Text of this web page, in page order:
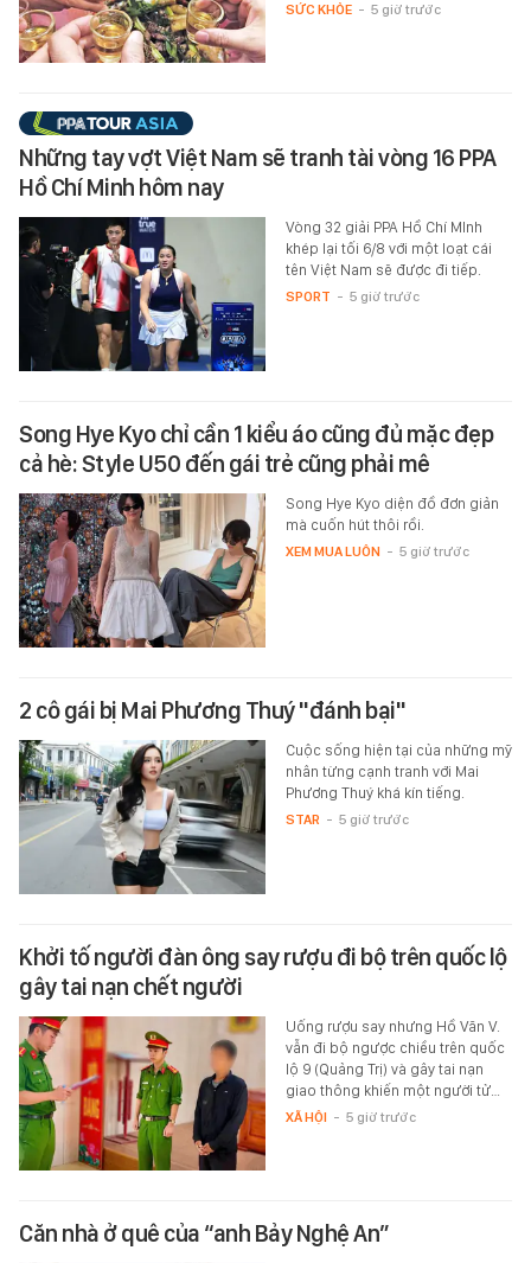
SỨC KHỎE - 5 giờ trước
Những tay vợt Việt Nam sẽ tranh tài vòng 16 PPA
Hồ Chí Minh hôm nay
Vòng 32 giải PPA Hồ Chí MInh
khép lại tối 6/8 với một loạt cái
tên Việt Nam sẽ được đi tiếp.
SPORT - 5 giờ trước
Song Hye Kyo chỉ cần 1 kiểu áo cũng đủ mặc đẹp
cả hè: Style U50 đến gái trẻ cũng phải mê
Song Hye Kyo diện đồ đơn giản
mà cuốn hút thôi rồi.
XEM MUA LUÔN - 5 giờ trước
2 cô gái bị Mai Phương Thuý "đánh bại"
Cuộc sống hiện tại của những mỹ
nhân từng cạnh tranh với Mai
Phương Thuý khá kín tiếng.
STAR - 5 giờ trước
Khởi tố người đàn ông say rượu đi bộ trên quốc lộ
gây tai nạn chết người
Uống rượu say nhưng Hồ Văn V.
vẫn đi bộ ngược chiều trên quốc
lộ 9 (Quảng Trị) và gây tai nạn
giao thông khiến một người tử…
XÃ HỘI - 5 giờ trước
Căn nhà ở quê của “anh Bảy Nghệ An”